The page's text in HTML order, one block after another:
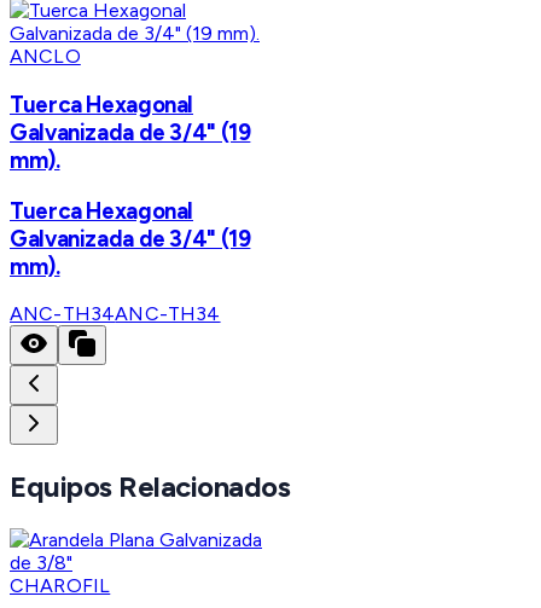
ANCLO
Tuerca Hexagonal
Galvanizada de 3/4" (19
mm).
Tuerca Hexagonal
Galvanizada de 3/4" (19
mm).
ANC-TH34ANC-TH34
Equipos Relacionados
CHAROFIL